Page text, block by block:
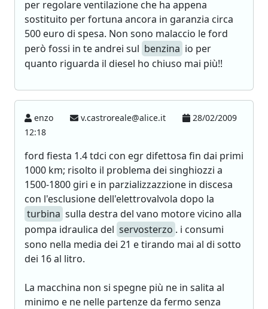
per regolare ventilazione che ha appena
sostituito per fortuna ancora in garanzia circa
500 euro di spesa. Non sono malaccio le ford
però fossi in te andrei sul benzina io per
quanto riguarda il diesel ho chiuso mai più!!
enzo v.castroreale@alice.it
28/02/2009
12:18
ford fiesta 1.4 tdci con egr difettosa fin dai primi
1000 km; risolto il problema dei singhiozzi a
1500-1800 giri e in parzializzazzione in discesa
con l'esclusione dell'elettrovalvola dopo la
turbina sulla destra del vano motore vicino alla
pompa idraulica del servosterzo . i consumi
sono nella media dei 21 e tirando mai al di sotto
dei 16 al litro.
La macchina non si spegne più ne in salita al
minimo e ne nelle partenze da fermo senza